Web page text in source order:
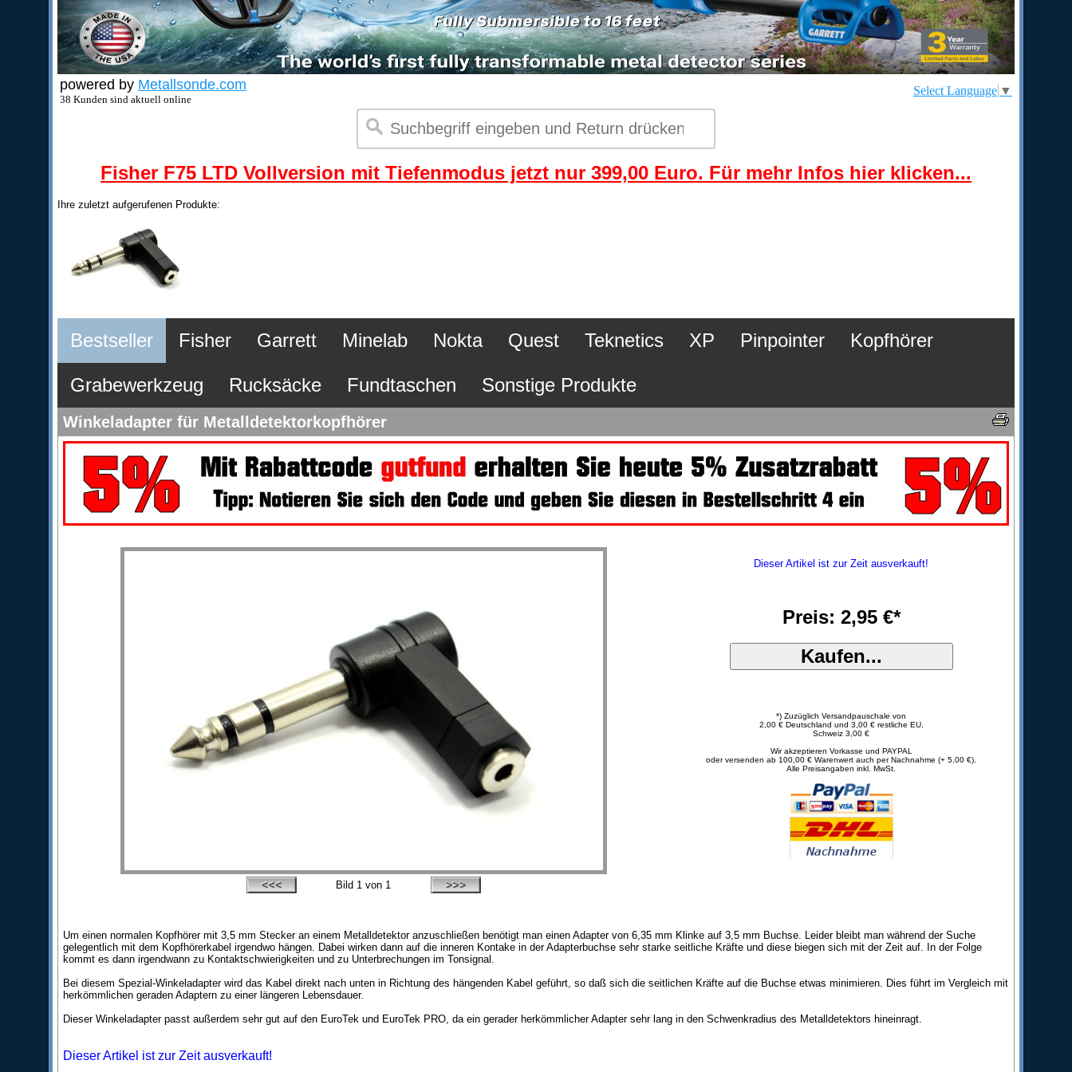
powered by Metallsonde.com
38 Kunden sind aktuell online
Select Language ▼
Fisher F75 LTD Vollversion mit Tiefenmodus jetzt nur 399,00 Euro. Für mehr Infos hier klicken...
Ihre zuletzt aufgerufenen Produkte:
Bestseller Fisher Garrett Minelab Nokta Quest Teknetics XP Pinpointer Kopfhörer
Grabewerkzeug Rucksäcke Fundtaschen Sonstige Produkte
Winkeladapter für Metalldetektorkopfhörer
Bild 1 von 1
Dieser Artikel ist zur Zeit ausverkauft!
Preis: 2,95 €*
*) Zuzüglich Versandpauschale von
2,00 € Deutschland und 3,00 € restliche EU,
Schweiz 3,00 €
Wir akzeptieren Vorkasse und PAYPAL
oder versenden ab 100,00 € Warenwert auch per Nachnahme (+ 5,00 €).
Alle Preisangaben inkl. MwSt.
Um einen normalen Kopfhörer mit 3,5 mm Stecker an einem Metalldetektor anzuschließen benötigt man einen Adapter von 6,35 mm Klinke auf 3,5 mm Buchse. Leider bleibt man während der Suche
gelegentlich mit dem Kopfhörerkabel irgendwo hängen. Dabei wirken dann auf die inneren Kontake in der Adapterbuchse sehr starke seitliche Kräfte und diese biegen sich mit der Zeit auf. In der Folge
kommt es dann irgendwann zu Kontaktschwierigkeiten und zu Unterbrechungen im Tonsignal.
Bei diesem Spezial-Winkeladapter wird das Kabel direkt nach unten in Richtung des hängenden Kabel geführt, so daß sich die seitlichen Kräfte auf die Buchse etwas minimieren. Dies führt im Vergleich mit
herkömmlichen geraden Adaptern zu einer längeren Lebensdauer.
Dieser Winkeladapter passt außerdem sehr gut auf den EuroTek und EuroTek PRO, da ein gerader herkömmlicher Adapter sehr lang in den Schwenkradius des Metalldetektors hineinragt.
Dieser Artikel ist zur Zeit ausverkauft!